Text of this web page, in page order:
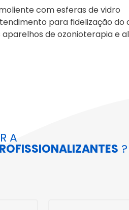
com esferas de vidro
para fidelização do
de ozonioterapia e
A
?